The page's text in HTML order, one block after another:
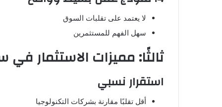
لا يعتمد على تقلبات السوق
سهل الفهم للمستثمرين
ثالثًا: مميزات الاستثمار في
استقرار نسبي
أقل تقلبًا مقارنة بشركات التكنولوجيا